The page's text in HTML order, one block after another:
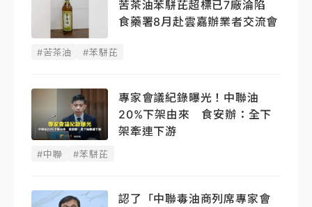
苦茶油苯駢芘超標已7廠淪陷
食藥署8月赴雲嘉辦業者交流會
#苦茶油 #苯駢芘
專家會議紀錄曝光！中聯油
20%下架由來 食安辦：全下
架牽連下游
#中聯 #苯駢芘
認了「中聯毒油商列席專家會